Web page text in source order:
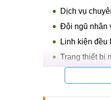
Dịch vụ
Đội ngũ nhân
Linh kiện đều
Trang thiết bị